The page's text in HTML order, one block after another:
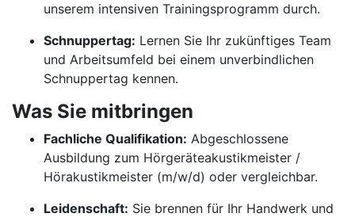
unserem intensiven Trainingsprogramm durch.
Schnuppertag: Lernen Sie Ihr zukünftiges Team
und Arbeitsumfeld bei einem unverbindlichen
Schnuppertag kennen.
Was Sie mitbringen
Fachliche Qualifikation: Abgeschlossene
Ausbildung zum Hörgeräteakustikmeister /
Hörakustikmeister (m/w/d) oder vergleichbar.
Leidenschaft: Sie brennen für Ihr Handwerk und